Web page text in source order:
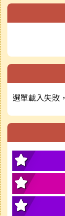
選單載入失敗